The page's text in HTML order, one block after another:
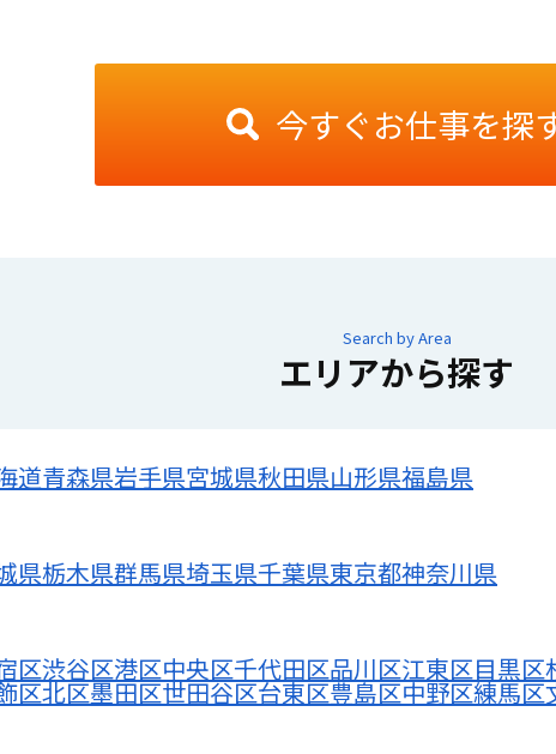
今すぐお仕事を探
Search by Area
エリアから探す
道青森県岩手県宮城県秋田県山形県福島県
県栃木県群馬県埼玉県千葉県東京都神奈川県
区渋谷区港区中央区千代田区品川区江東区目黒区
区北区墨田区世田谷区台東区豊島区中野区練馬区